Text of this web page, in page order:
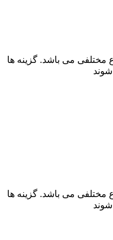
مختلفی می باشد. گزینه ها
مختلفی می باشد. گزینه ها